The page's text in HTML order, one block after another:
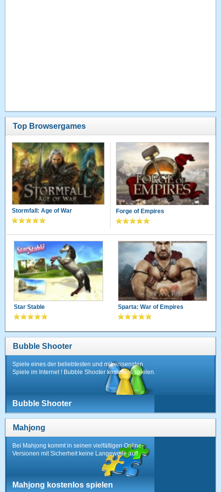
Top Browsergames
Stormfall: Age of War Forge of Empires
Star Stable Sparta: War of Empires
Bubble Shooter
Spiele eines der beliebtesten und mitreissensten
Spiele im Internet ! Bubble Shooter kostenlos spielen.
Bubble Shooter
Mahjong
Bei Mahjong kommt in seinen vielfältigen Online-
Versionen mit Sicherheit keine Langeweile auf!
Mahjong kostenlos spielen